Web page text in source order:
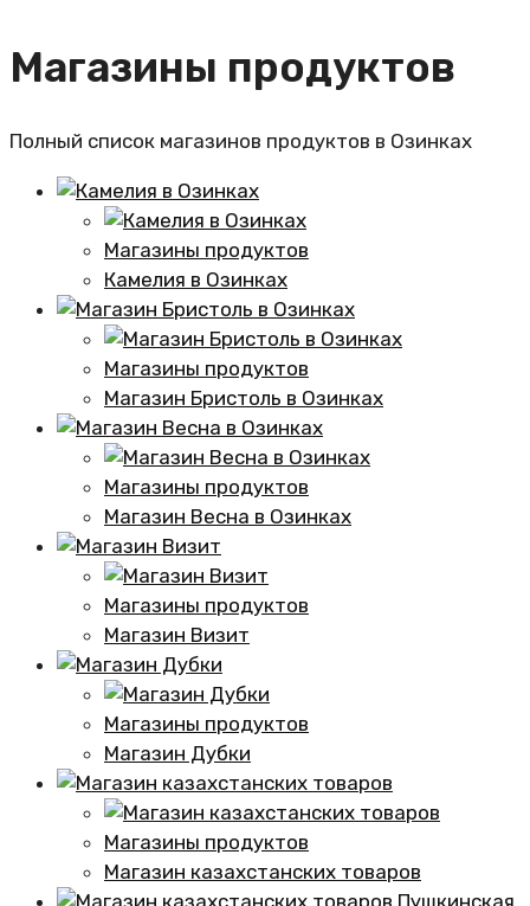
Магазины продуктов
Полный список магазинов продуктов в Озинках
Магазины продуктов
Камелия в Озинках
Магазины продуктов
Магазин Бристоль в Озинках
Магазины продуктов
Магазин Весна в Озинках
Магазины продуктов
Магазин Визит
Магазины продуктов
Магазин Дубки
Магазины продуктов
Магазин казахстанских товаров